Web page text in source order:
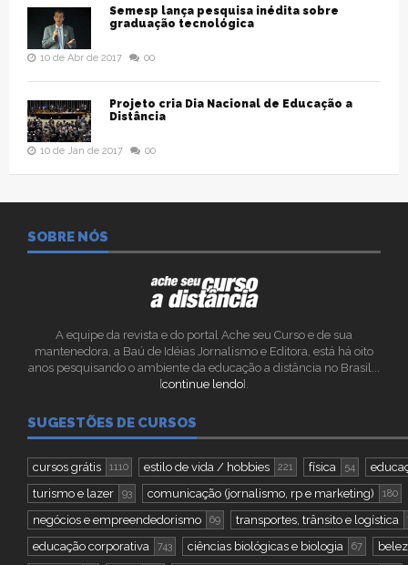
Semesp lança pesquisa inédita sobre
graduação tecnológica
10 de Abr de 2017 00
Projeto cria Dia Nacional de Educação a
Distância
10 de Jan de 2017 00
SOBRE NÓS
A equipe da revista e do portal Ache seu Curso e de sua
mantenedora, a Baú de Idéias Jornalismo e Editora, está há oito
anos pesquisando o ambiente da educação a distância no Brasil...
[continue lendo].
SUGESTÕES DE CURSOS
cursos grátis 1110 estilo de vida / hobbies 221 física 54
turismo e lazer
93 comunicação (jornalismo, rp e marketing) 180
negócios e empreendedorismo 69 transportes, trânsito e logística
educação corporativa 743 ciências biológicas e biologia 67